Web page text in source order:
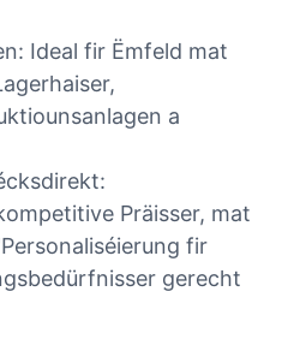
Ideal fir Ëmfeld mat
a
Präisser, mat
fir
gerecht